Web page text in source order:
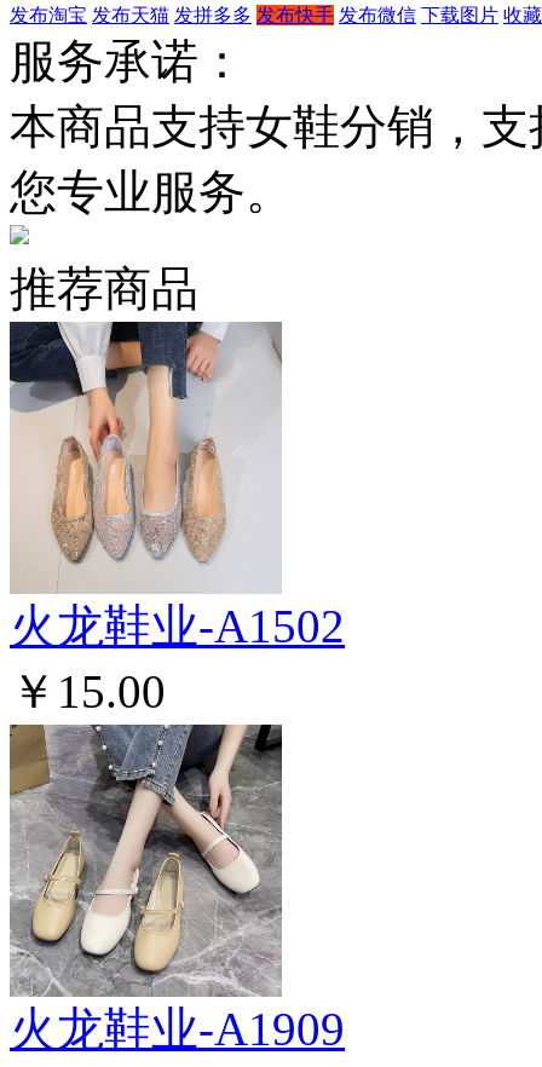
发布淘宝 发布天猫 发拼多多 发布快手 发布微信 下载图片 收
服务承诺：
本商品支持女鞋分销，
您专业服务。
推荐商品
火龙鞋业-A1502
￥15.00
火龙鞋业-A1909